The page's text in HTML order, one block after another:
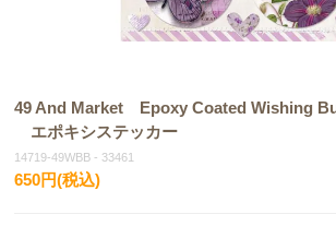
49 And Market Epoxy Coated Wishing
エポキシステッカー
14719-49WBB - 33461
650円(税込)